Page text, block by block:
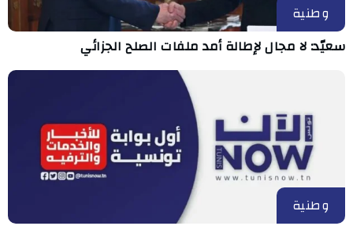
وطنية
سعيّد: لا مجال لإطالة أمد ملفات الصلح الجزائي
وطنية